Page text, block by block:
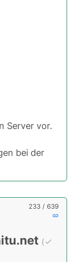
Server vor.
bei der
233 / 639
(